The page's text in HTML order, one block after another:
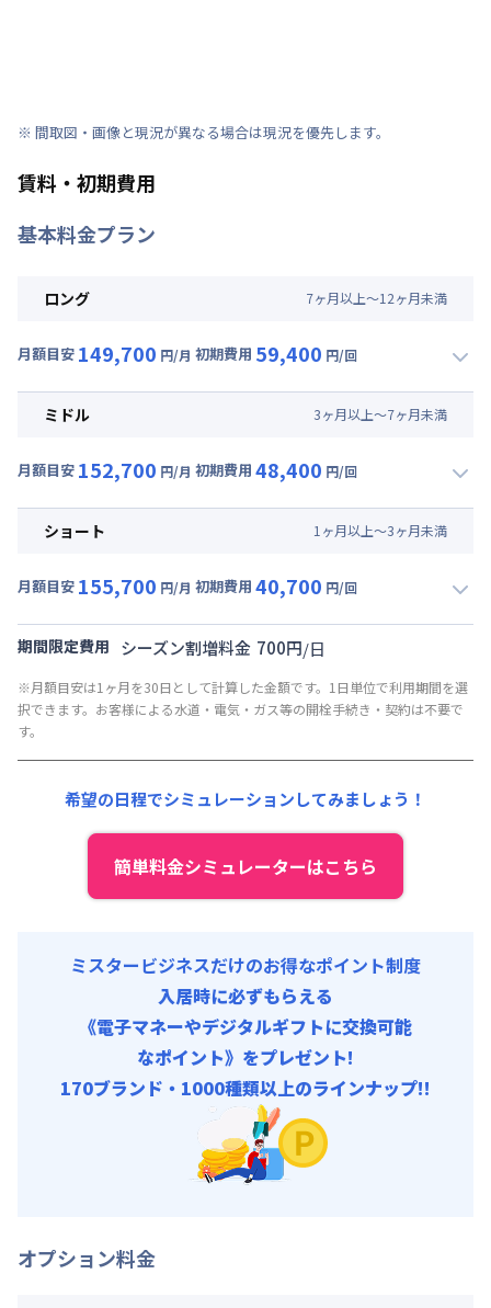
※ 間取図・画像と現況が異なる場合は現況を優先します。
賃料・初期費用
基本料金プラン
ロング 7ヶ月以上～12ヶ月未満
月額目安 149,700 円/月 初期費用 59,400 円/回
月額賃料目安(30日利用)
光熱費他 : 27,000円/月 (900円/日) (税抜)
その他費用 :
初期費用
リネン代 : 9,000円/回 (税抜)
ミドル 3ヶ月以上～7ヶ月未満
月額目安 152,700 円/月 初期費用 48,400 円/回
月額賃料目安(30日利用)
光熱費他 : 27,000円/月 (900円/日) (税抜)
その他費用 :
初期費用
契約事務手数料 : 10,000円/回 (税抜)
リネン代 : 9,000円/回 (税抜)
ショート 1 ヶ月以上～3ヶ月未満
月額目安 155,700 円/月 初期費用 40,700 円/回
月額賃料目安(30日利用)
光熱費他 : 27,000円/月 (900円/日) (税抜)
清掃料他 :
その他費用 :
初期費用
契約事務手数料 : 10,000円/回 (税抜)
リネン代 : 9,000円/回 (税抜)
期間限定費用 シーズン割増料金 700円/日
※月額目安は1ヶ月を30日として計算した金額です。1日単位で利用期間を選
択できます。お客様による水道・電気・ガス等の開栓手続き・契約は不要で
す。
希望の日程でシミュレーションしてみましょう！
簡単料金シミュレーターはこちら
ミスタービジネスだけのお得なポイント制度
入居時に必ずもらえる
《電子マネーやデジタルギフトに交換可能
なポイント》をプレゼント!
170ブランド・1000種類以上のラインナップ!!
オプション料金